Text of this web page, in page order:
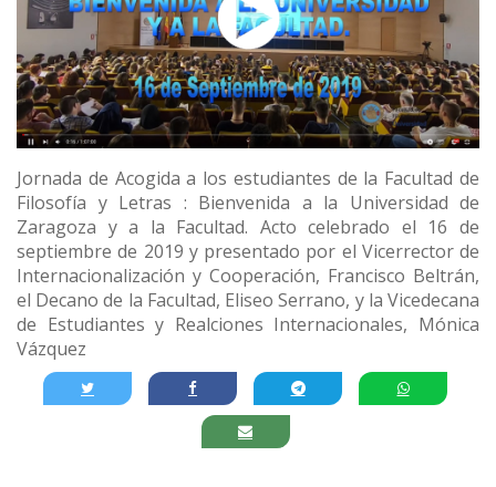
Jornada de Acogida a los estudiantes de la Facultad de
Filosofía y Letras : Bienvenida a la Universidad de
Zaragoza y a la Facultad. Acto celebrado el 16 de
septiembre de 2019 y presentado por el Vicerrector de
Internacionalización y Cooperación, Francisco Beltrán,
el Decano de la Facultad, Eliseo Serrano, y la Vicedecana
de Estudiantes y Realciones Internacionales, Mónica
Vázquez